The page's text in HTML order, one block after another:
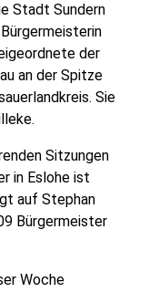
Stadt Sundern
der
an der Spitze
Sie
Sitzungen
in Eslohe ist
auf Stephan
Bürgermeister
Woche